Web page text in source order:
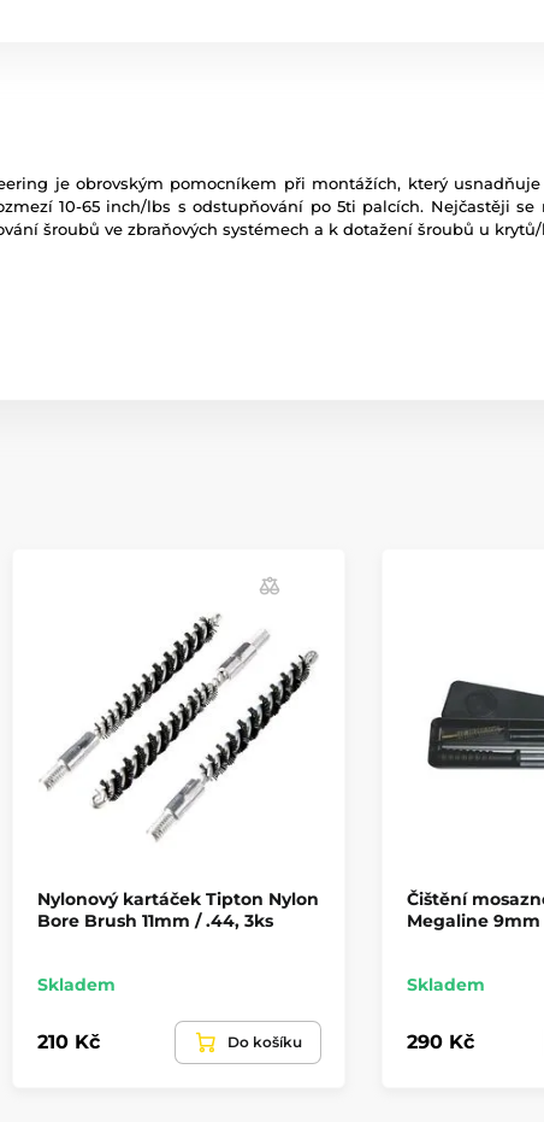
je obrovským pomocníkem při montážích, který
10-65 inch/lbs s odstupňování po 5ti palcích. Nejčastěji
šroubů ve zbraňových systémech a k dotažení šroubů u
Nylonový kartáček Tipton Nylon
Bore Brush 11mm / .44, 3ks
Skladem
210 Kč Do košíku
Čištění
Megaline 9mm
Skladem
290 Kč